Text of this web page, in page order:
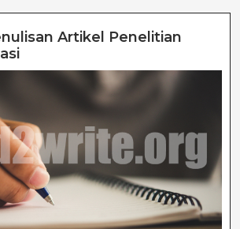
Artikel Penelitian
Pedoman
Penulisan
Untuk
Publikasi